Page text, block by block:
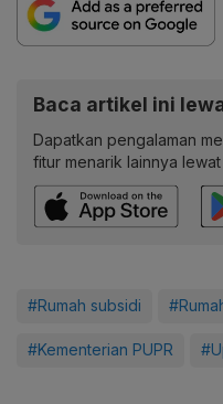
Baca artikel ini
Dapatkan pengalaman
fitur menarik lainnya
#Rumah subsidi
#Kementerian PUPR